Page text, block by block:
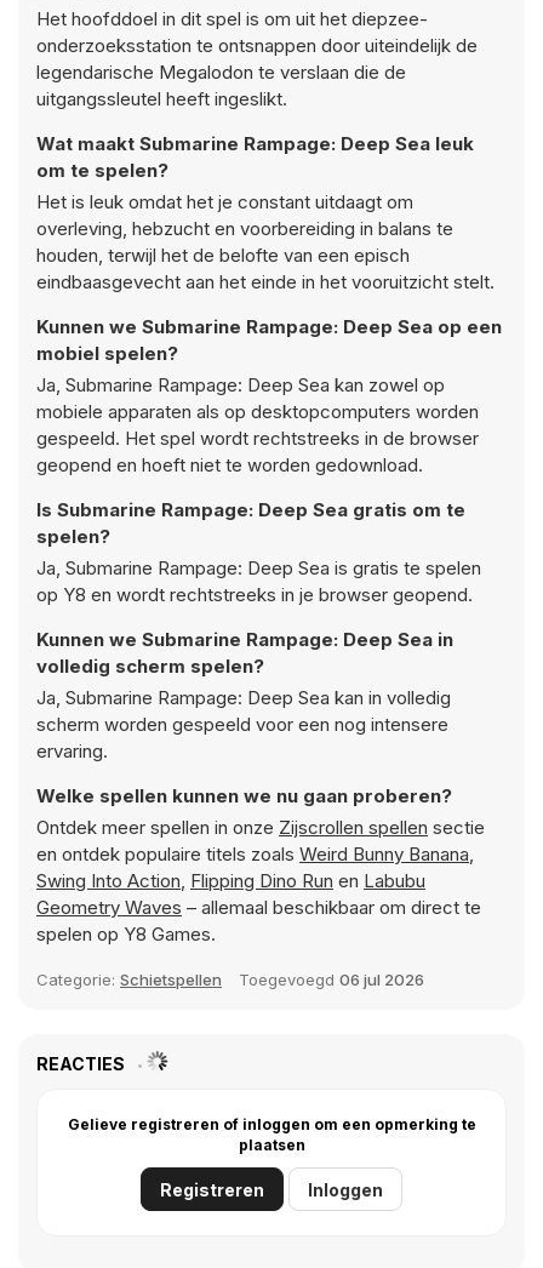
Het hoofddoel in dit spel is om uit het diepzee-
onderzoeksstation te ontsnappen door uiteindelijk de
legendarische Megalodon te verslaan die de
uitgangssleutel heeft ingeslikt.
Wat maakt Submarine Rampage: Deep Sea leuk
om te spelen?
Het is leuk omdat het je constant uitdaagt om
overleving, hebzucht en voorbereiding in balans te
houden, terwijl het de belofte van een episch
eindbaasgevecht aan het einde in het vooruitzicht stelt.
Kunnen we Submarine Rampage: Deep Sea op een
mobiel spelen?
Ja, Submarine Rampage: Deep Sea kan zowel op
mobiele apparaten als op desktopcomputers worden
gespeeld. Het spel wordt rechtstreeks in de browser
geopend en hoeft niet te worden gedownload.
Is Submarine Rampage: Deep Sea gratis om te
spelen?
Ja, Submarine Rampage: Deep Sea is gratis te spelen
op Y8 en wordt rechtstreeks in je browser geopend.
Kunnen we Submarine Rampage: Deep Sea in
volledig scherm spelen?
Ja, Submarine Rampage: Deep Sea kan in volledig
scherm worden gespeeld voor een nog intensere
ervaring.
Welke spellen kunnen we nu gaan proberen?
Ontdek meer spellen in onze Zijscrollen spellen sectie
en ontdek populaire titels zoals Weird Bunny Banana,
Swing Into Action, Flipping Dino Run en Labubu
Geometry Waves – allemaal beschikbaar om direct te
spelen op Y8 Games.
Categorie: Schietspellen Toegevoegd 06 jul 2026
REACTIES
Gelieve registreren of inloggen om een opmerking te
plaatsen
Registreren Inloggen